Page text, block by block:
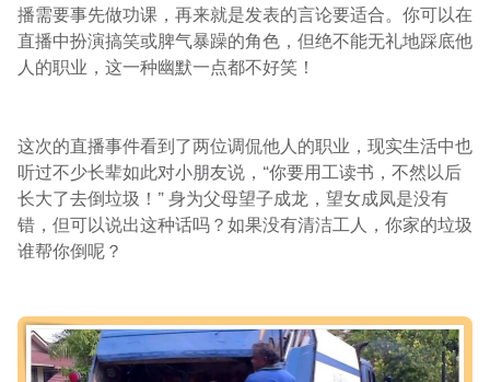
播需要事先做功课，再来就是发表的言论要适合。你可以在
直播中扮演搞笑或脾气暴躁的角色，但绝不能无礼地踩底他
人的职业，这一种幽默一点都不好笑！
这次的直播事件看到了两位调侃他人的职业，现实生活中也
听过不少长辈如此对小朋友说，“你要用工读书，不然以后
长大了去倒垃圾！” 身为父母望子成龙，望女成凤是没有
错，但可以说出这种话吗？如果没有清洁工人，你家的垃圾
谁帮你倒呢？